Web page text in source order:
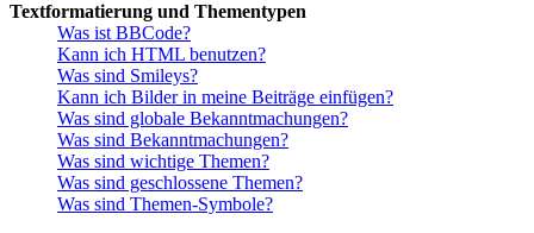
Textformatierung und Thementypen
Was ist BBCode?
Kann ich HTML benutzen?
Was sind Smileys?
Kann ich Bilder in meine Beiträge einfügen?
Was sind globale Bekanntmachungen?
Was sind Bekanntmachungen?
Was sind wichtige Themen?
Was sind geschlossene Themen?
Was sind Themen-Symbole?